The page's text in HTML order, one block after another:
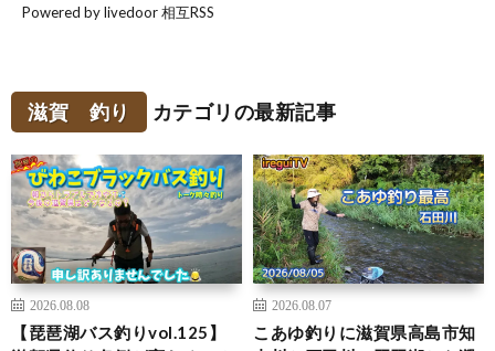
Powered by livedoor 相互RSS
滋賀 釣り カテゴリの最新記事
2026.08.08
【琵琶湖バス釣りvol.125】
2026.08.07
こあゆ釣りに滋賀県高島市知